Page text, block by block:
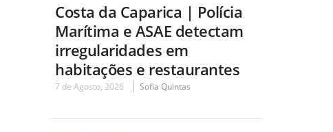
Costa da Caparica | Polícia
Marítima e ASAE detectam
irregularidades em
habitações e restaurantes
7 de Agosto, 2026 Sofia Quintas